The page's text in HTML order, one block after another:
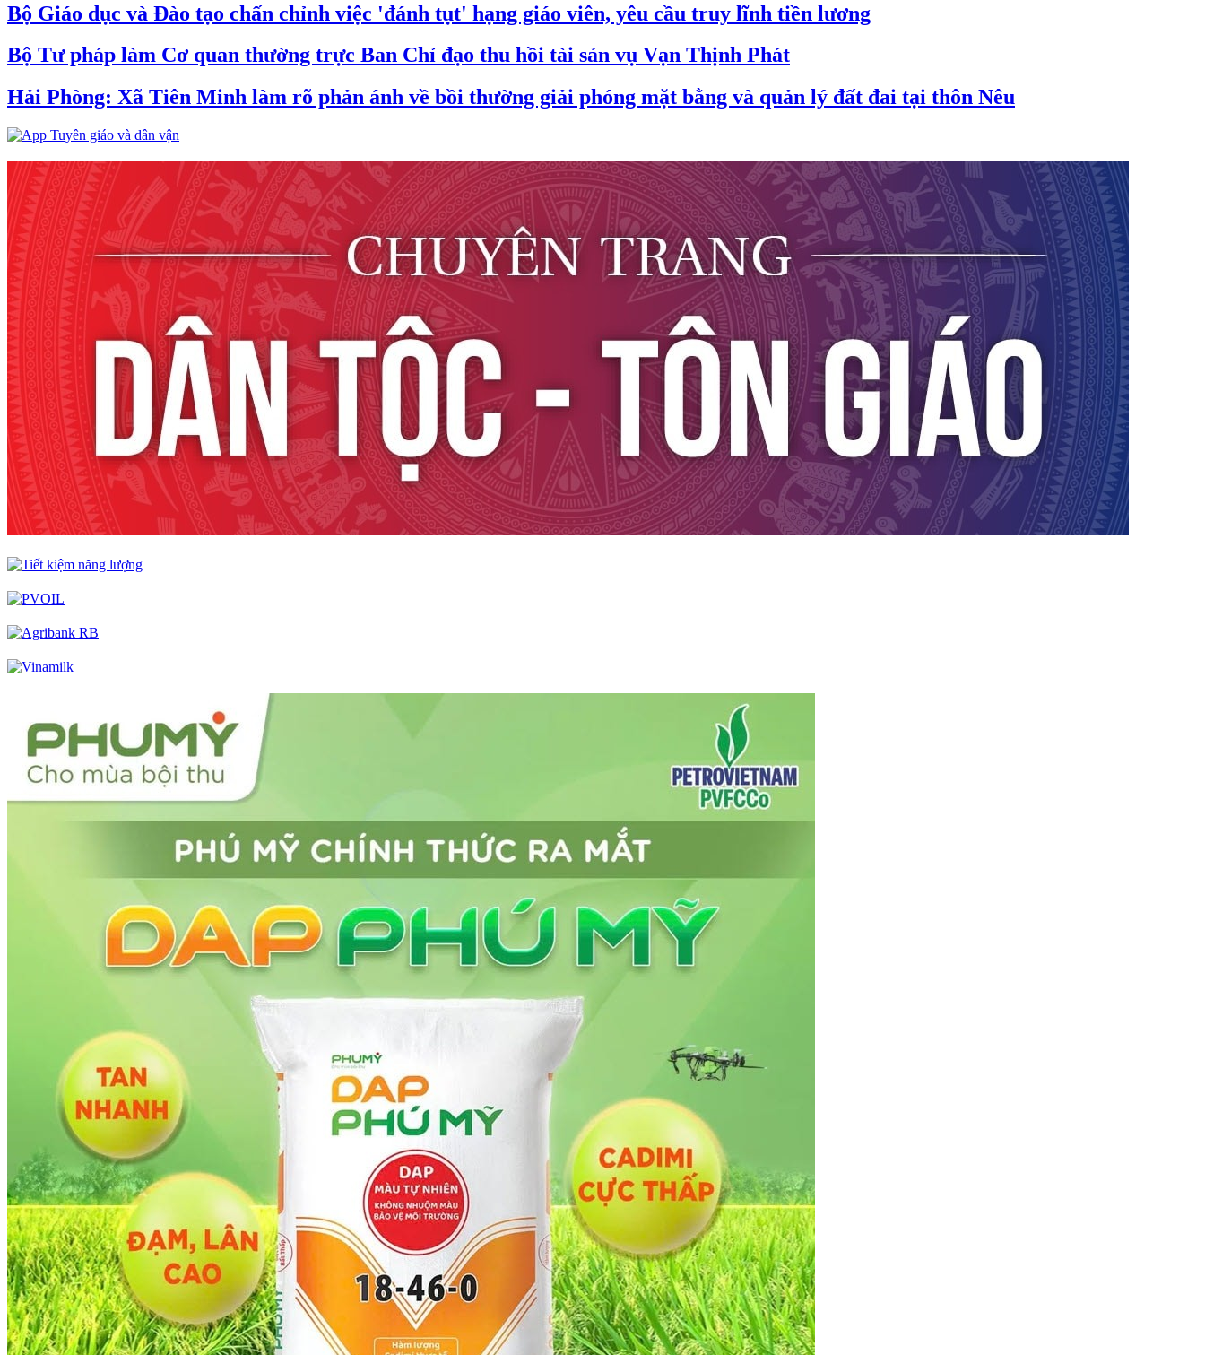
Bộ Giáo dục và Đào tạo chấn chỉnh việc 'đánh tụt' hạng giáo viên, yêu cầu truy lĩnh tiền lương
Bộ Tư pháp làm Cơ quan thường trực Ban Chỉ đạo thu hồi tài sản vụ Vạn Thịnh Phát
Hải Phòng: Xã Tiên Minh làm rõ phản ánh về bồi thường giải phóng mặt bằng và quản lý đất đai tại thôn Nêu